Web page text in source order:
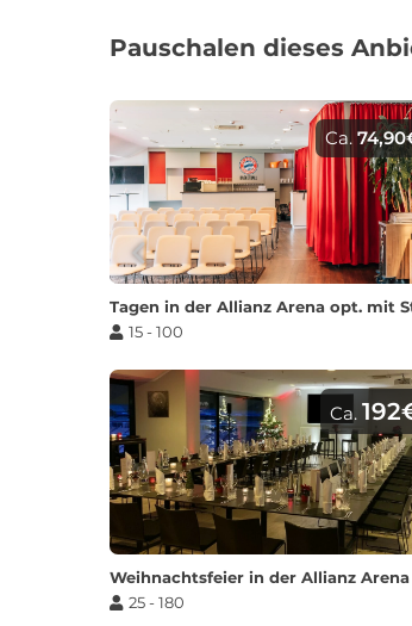
Pauschalen dieses
Ca.
15 - 100
Ca.
Weihnachtsfeier in der Allianz Arena
25 - 180